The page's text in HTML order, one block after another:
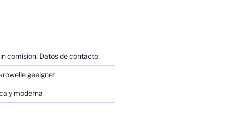
comisión. Datos de contacto.
geeignet
y moderna